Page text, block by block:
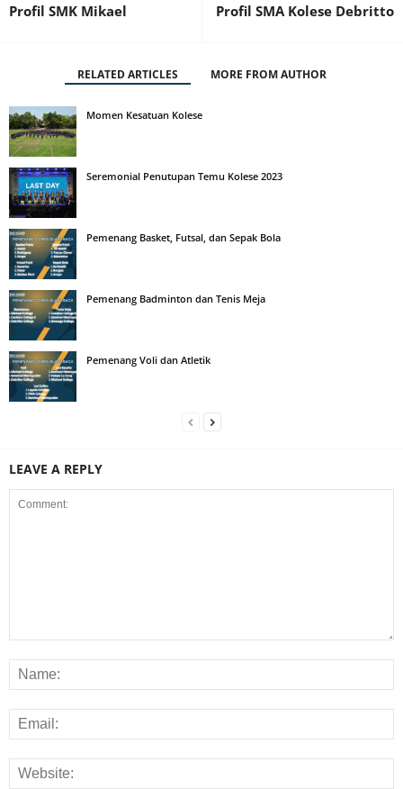
Profil SMK Mikael Profil SMA Kolese Debritto
RELATED ARTICLES MORE FROM AUTHOR
Momen Kesatuan Kolese
Seremonial Penutupan Temu Kolese 2023
Pemenang Basket, Futsal, dan Sepak Bola
Pemenang Badminton dan Tenis Meja
Pemenang Voli dan Atletik
LEAVE A REPLY